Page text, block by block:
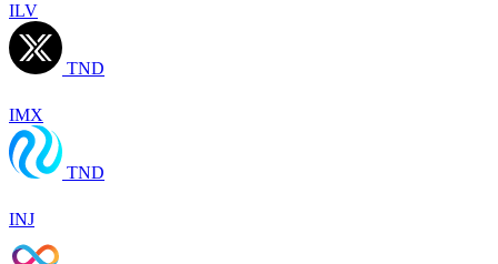
ILV
TND
IMX
TND
INJ